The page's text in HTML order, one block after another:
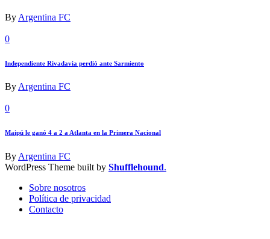
By Argentina FC
0
Independiente Rivadavia perdió ante Sarmiento
ByArgentina FC
0
Maipú le ganó 4 a 2 a Atlanta en la Primera Nacional
ByArgentina FC
WordPress Theme built by Shufflehound.
Sobre nosotros
Política de privacidad
Contacto